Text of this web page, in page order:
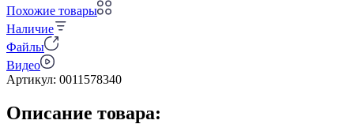
Похожие товары
Наличие
Файлы
Видео
Артикул: 0011578340
Описание товара: